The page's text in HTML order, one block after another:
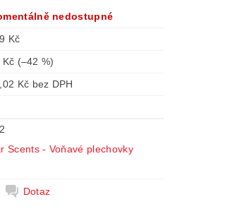
nedostupné
Kč
Kč (–42 %)
57,02 Kč bez DPH
Scents - Voňavé plechovky
Dotaz